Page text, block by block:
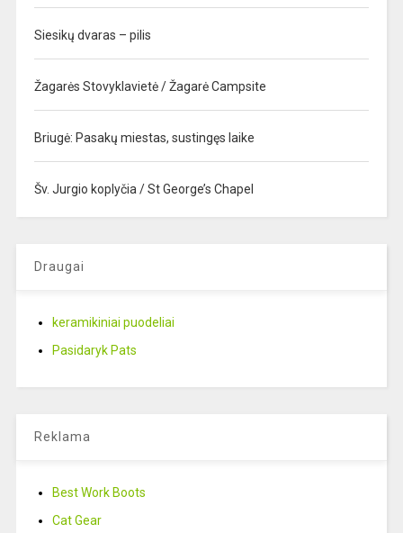
Siesikų dvaras – pilis
Žagarės Stovyklavietė / Žagarė Campsite
Briugė: Pasakų miestas, sustingęs laike
Šv. Jurgio koplyčia / St George’s Chapel
Draugai
keramikiniai puodeliai
Pasidaryk Pats
Reklama
Best Work Boots
Cat Gear